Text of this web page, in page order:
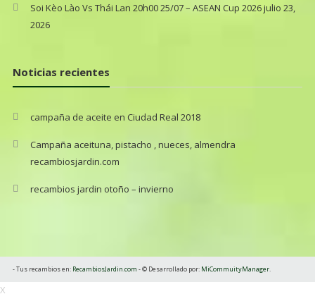
Soi Kèo Lào Vs Thái Lan 20h00 25/07 – ASEAN Cup 2026julio 23,
2026
Noticias recientes
campaña de aceite en Ciudad Real 2018
Campaña aceituna, pistacho , nueces, almendra
recambiosjardin.com
recambios jardin otoño – invierno
- Tus recambios en: RecambiosJardin.com -© Desarrollado por: MiCommuityManager.
X